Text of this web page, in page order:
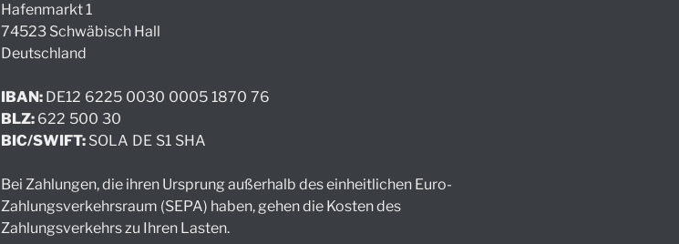
Hafenmarkt 1
74523 Schwäbisch Hall
Deutschland
IBAN:DE12 6225 0030 0005 1870 76
BLZ:622 500 30
BIC/SWIFT:SOLA DE S1 SHA
Bei Zahlungen, die ihren Ursprung außerhalb des einheitlichen Euro-
Zahlungsverkehrsraum (SEPA) haben, gehen die Kosten des
Zahlungsverkehrs zu Ihren Lasten.